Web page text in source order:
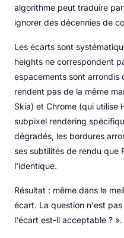
algorithme peut traduire
ignorer des décennies de
Les écarts sont
heights ne correspondent
espacements sont arrondis
rendent pas de la même
Skia) et Chrome (qui utilise
subpixel rendering
dégradés, les bordures
ses subtilités de rendu que
l'identique.
Résultat : même dans le
écart. La question n'est
l'écart est-il acceptable ? ».